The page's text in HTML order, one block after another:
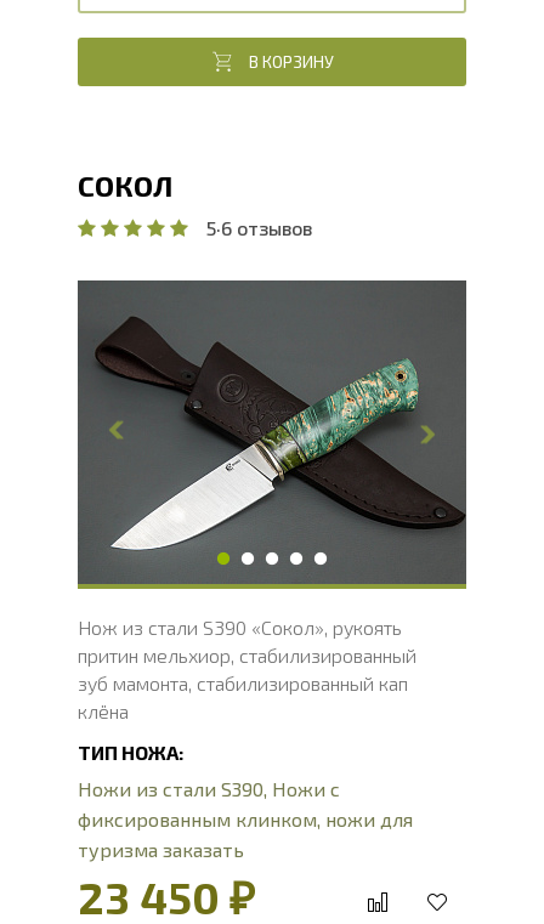
В КОРЗИНУ
СОКОЛ
5·6 отзывов
Общая длина, мм
Длина клинка, мм
Ширина клинка, мм
33.8
Толщина обуха, мм
Ширина рукояти, мм
33
Длина рукояти, мм
Толщина рукояти, мм
23.3
Твердость клинка, HRC
66 - 68 HRC
Нож из стали S390 «Сокол», рукоять
притин мельхиор, стабилизированный
зуб мамонта, стабилизированный кап
клёна
ТИП НОЖА:
Ножи из стали S390, Ножи с
фиксированным клинком, ножи для
туризма заказать
23 450 ₽